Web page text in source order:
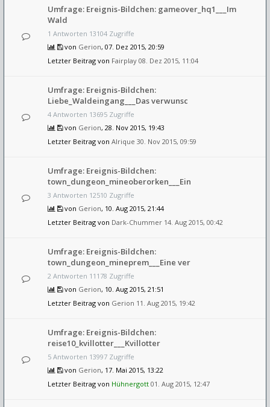
Umfrage: Ereignis-Bildchen: gameover_hq1___Im
Wald
1 Antworten 13104 Zugriffe
von Gerion, 07. Dez 2015, 20:59
Letzter Beitrag von Fairplay 08. Dez 2015, 11:04
Umfrage: Ereignis-Bildchen:
Liebe_Waldeingang___Das verwunsc
4 Antworten 13695 Zugriffe
von Gerion, 28. Nov 2015, 19:43
Letzter Beitrag von Alrique 30. Nov 2015, 09:59
Umfrage: Ereignis-Bildchen:
town_dungeon_mineoberorken___Ein
3 Antworten 12510 Zugriffe
von Gerion, 10. Aug 2015, 21:44
Letzter Beitrag von Dark-Chummer 14. Aug 2015, 00:42
Umfrage: Ereignis-Bildchen:
town_dungeon_mineprem___Eine ver
2 Antworten 11178 Zugriffe
von Gerion, 10. Aug 2015, 21:51
Letzter Beitrag von Gerion 11. Aug 2015, 19:42
Umfrage: Ereignis-Bildchen:
reise10_kvillotter___Kvillotter
5 Antworten 13997 Zugriffe
von Gerion, 17. Mai 2015, 13:22
Letzter Beitrag von Hühnergott 01. Aug 2015, 12:47